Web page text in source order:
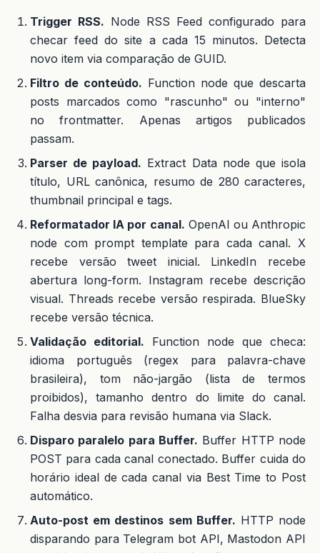
Trigger RSS. Node RSS Feed configurado para
checar feed do site a cada 15 minutos. Detecta
novo item via comparação de GUID.
Filtro de conteúdo. Function node que descarta
posts marcados como "rascunho" ou "interno"
no frontmatter. Apenas artigos publicados
passam.
Parser de payload. Extract Data node que isola
título, URL canônica, resumo de 280 caracteres,
thumbnail principal e tags.
Reformatador IA por canal. OpenAI ou Anthropic
node com prompt template para cada canal. X
recebe versão tweet inicial. LinkedIn recebe
abertura long-form. Instagram recebe descrição
visual. Threads recebe versão respirada. BlueSky
recebe versão técnica.
Validação editorial. Function node que checa:
idioma português (regex para palavra-chave
brasileira), tom não-jargão (lista de termos
proibidos), tamanho dentro do limite do canal.
Falha desvia para revisão humana via Slack.
Disparo paralelo para Buffer. Buffer HTTP node
POST para cada canal conectado. Buffer cuida do
horário ideal de cada canal via Best Time to Post
automático.
Auto-post em destinos sem Buffer. HTTP node
disparando para Telegram bot API, Mastodon API